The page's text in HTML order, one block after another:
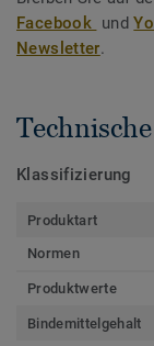
Facebook und
Newsletter.
Klassifizierung
Produktart
Normen
Produktwerte
Bindemittelgehalt